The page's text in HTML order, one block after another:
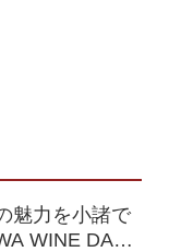
魅力を小諸で
WINE DAYS